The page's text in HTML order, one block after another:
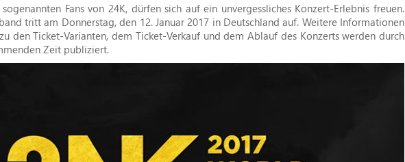
Fans von 24K, dürfen sich auf ein unvergessliches Konzert-Erlebnis freuen.
tritt am Donnerstag, den 12. Januar 2017 in Deutschland auf. Weitere Informationen
den Ticket-Varianten, dem Ticket-Verkauf und dem Ablauf des Konzerts werden durch
Zeit publiziert.